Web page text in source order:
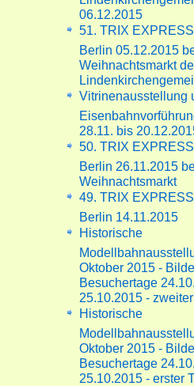
06.12.2015
51. TRIX
Berlin 05.12.2015
Weihnachtsmarkt
Vitrinenausstellung
28.11. bis
50. TRIX
Berlin 26.11.2015
Weihnachtsmarkt
49. TRIX
Berlin 14.11.2015
Historische
Oktober 2015 -
Besuchertage
25.10.2015 - zweiter
Historische
Oktober 2015 -
Besuchertage
25.10.2015 - erster